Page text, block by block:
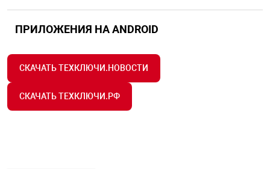
ПРИЛОЖЕНИЯ НА ANDROID
СКАЧАТЬ ТЕХКЛЮЧИ.НОВОСТИ
СКАЧАТЬ ТЕХКЛЮЧИ.РФ